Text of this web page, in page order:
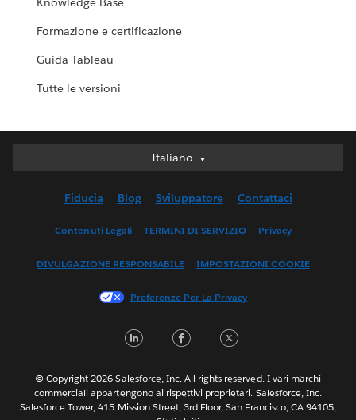
Formazione e certificazione
Guida Tableau
Tutte le versioni
Italiano
Italiano
English (UK)
Français (Canada)
한국어
Português
Svenska
Fiducia Blog Sviluppatore Contattaci
Contenuti Legali TERMINI DI SERVIZIO Privacy
DIVULGAZIONE RESPONSABILE IMPOSTAZIONI COOKIE
Preferenze Per La Privacy
LinkedInFacebook
© Copyright 2026 Salesforce, Inc. All rights reserved. I vari marchi
commerciali appartengono ai rispettivi proprietari. Salesforce, Inc.
Salesforce Tower, 415 Mission Street, 3rd Floor, San Francisco, CA 94105,